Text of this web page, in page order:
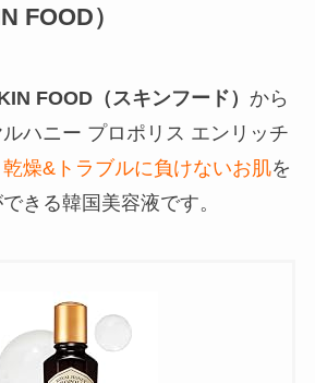
FOOD）
FOOD（スキンフード） から
ハニー プロポリス エンリッチ
乾燥&トラブルに負けないお肌を
きる韓国美容液です。